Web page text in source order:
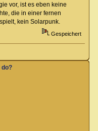
vor, ist es eben keine
die in einer fernen
kein Solarpunk.
Gespeichert
do?